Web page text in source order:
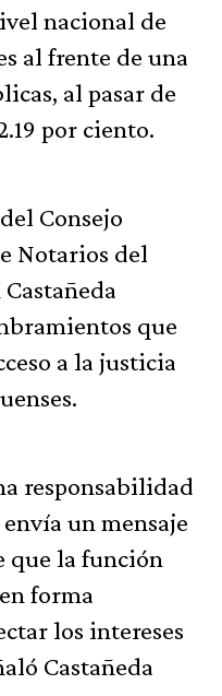
nacional de
al frente de una
al pasar de
por ciento.
Consejo
Notarios del
que
a la justicia
responsabilidad
un mensaje
que la función
forma
los intereses
Castañeda